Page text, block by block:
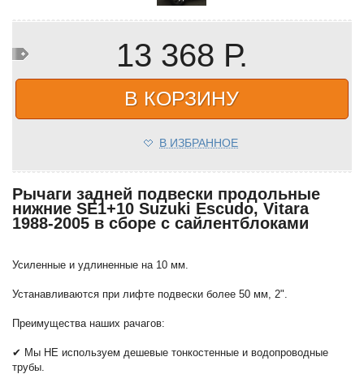
13 368 Р.
В КОРЗИНУ
В ИЗБРАННОЕ
Рычаги задней подвески продольные
нижние SE1+10 Suzuki Escudo, Vitara
1988-2005 в сборе с сайлентблоками
Усиленные и удлиненные на 10 мм.
Устанавливаются при лифте подвески более 50 мм, 2".
Преимущества наших рачагов:
✔ Мы НЕ используем дешевые тонкостенные и водопроводные
трубы.